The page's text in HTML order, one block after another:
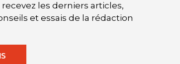
les derniers articles,
et essais de la rédaction